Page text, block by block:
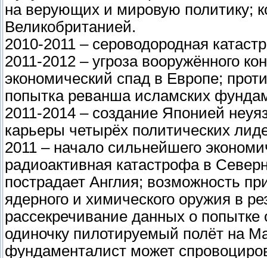
на верующих и мировую политику;
Великобританией.
2010-2011 – сероводородная
2011-2012 – угроза вооружённого
экономический спад в Европе;
попытка реванша исламских
2011-2014 – создание Японией
карьеры четырёх политических
2011 – начало сильнейшего
радиоактивная катастрофа в
пострадает Англия; возможность
ядерного и химического оружия в
рассекречивание данных о
одиночку пилотируемый полёт на
фундаменталист может